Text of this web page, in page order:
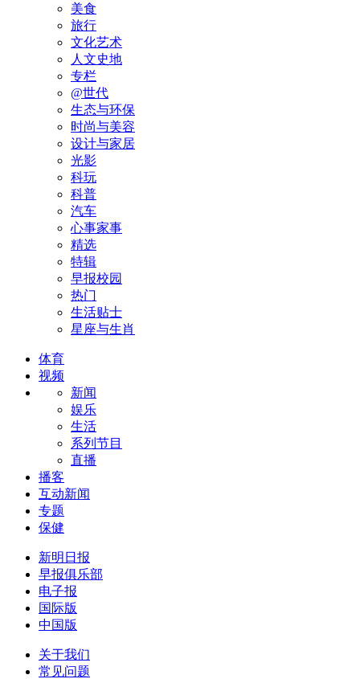
美食
旅行
文化艺术
人文史地
专栏
@世代
生态与环保
时尚与美容
设计与家居
光影
科玩
科普
汽车
心事家事
精选
特辑
早报校园
热门
生活贴士
星座与生肖
体育
视频
新闻
娱乐
生活
系列节目
直播
播客
互动新闻
专题
保健
新明日报
早报俱乐部
电子报
国际版
中国版
关于我们
常见问题